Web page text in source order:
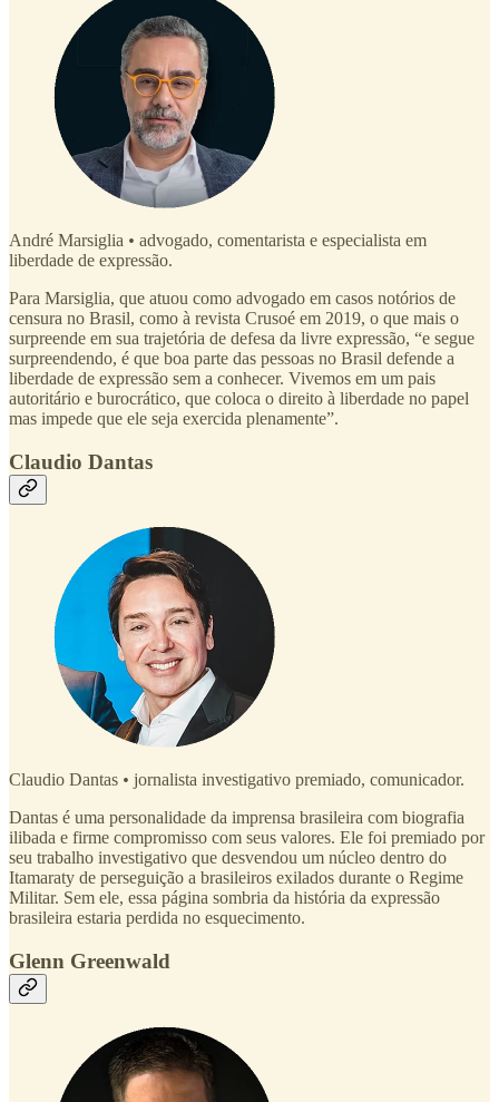
André Marsiglia • advogado, comentarista e especialista em
liberdade de expressão.
Para Marsiglia, que atuou como advogado em casos notórios de
censura no Brasil, como à revista Crusoé em 2019, o que mais o
surpreende em sua trajetória de defesa da livre expressão, “e segue
surpreendendo, é que boa parte das pessoas no Brasil defende a
liberdade de expressão sem a conhecer. Vivemos em um pais
autoritário e burocrático, que coloca o direito à liberdade no papel
mas impede que ele seja exercida plenamente”.
Claudio Dantas
Claudio Dantas • jornalista investigativo premiado, comunicador.
Dantas é uma personalidade da imprensa brasileira com biografia
ilibada e firme compromisso com seus valores. Ele foi premiado por
seu trabalho investigativo que desvendou um núcleo dentro do
Itamaraty de perseguição a brasileiros exilados durante o Regime
Militar. Sem ele, essa página sombria da história da expressão
brasileira estaria perdida no esquecimento.
Glenn Greenwald